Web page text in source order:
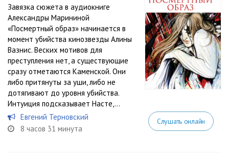
Завязка сюжета в аудиокниге
Александры Марининой
«Посмертный образ» начинается в
момент убийства кинозвезды Алины
Вазнис. Веских мотивов для
преступления нет, а существующие
сразу отметаются Каменской. Они
либо притянуты за уши, либо не
дотягивают до уровня убийства.
Интуиция подсказывает Насте,...
Евгений Терновский
8 часов 31 минута
Слушать онлайн